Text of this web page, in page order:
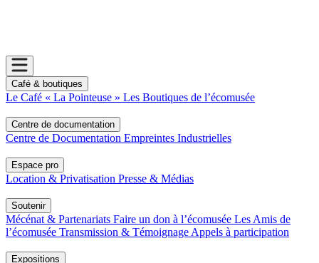
Café & boutiques
Le Café « La Pointeuse » Les Boutiques de l’écomusée
Centre de documentation
Centre de Documentation Empreintes Industrielles
Espace pro
Location & Privatisation Presse & Médias
Soutenir
Mécénat & Partenariats Faire un don à l’écomusée Les Amis de
l’écomusée Transmission & Témoignage Appels à participation
Expositions